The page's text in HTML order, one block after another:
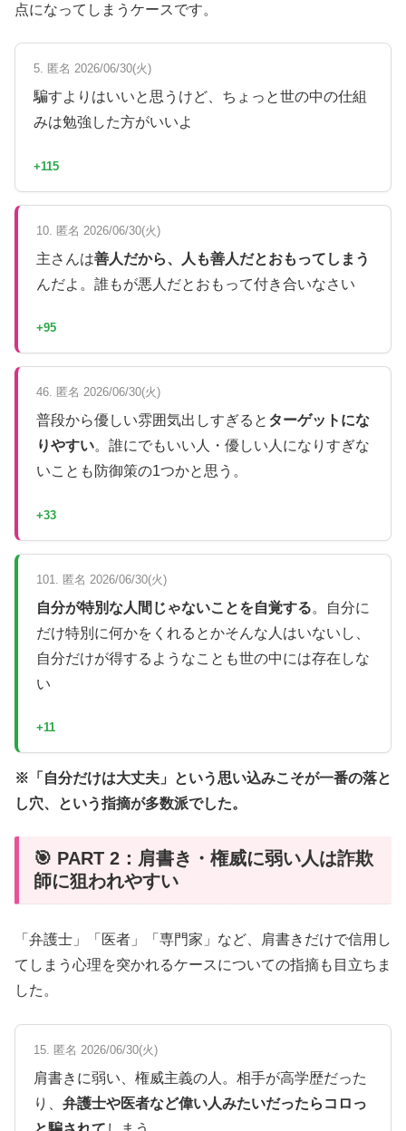
点になってしまうケースです。
5. 匿名 2026/06/30(火)
騙すよりはいいと思うけど、ちょっと世の中の仕組
みは勉強した方がいいよ
+115
10. 匿名 2026/06/30(火)
主さんは善人だから、人も善人だとおもってしまう
んだよ。誰もが悪人だとおもって付き合いなさい
+95
46. 匿名 2026/06/30(火)
普段から優しい雰囲気出しすぎると ターゲットにな
りやすい。誰にでもいい人・優しい人になりすぎな
いことも防御策の1つかと思う。
+33
101. 匿名 2026/06/30(火)
自分が特別な人間じゃないことを自覚する。自分に
だけ特別に何かをくれるとかそんな人はいないし、
自分だけが得するようなことも世の中には存在しな
い
+11
※「自分だけは大丈夫」という思い込みこそが一番の落と
し穴、という指摘が多数派でした。
🎯 PART 2：肩書き・権威に弱い人は詐欺
師に狙われやすい
「弁護士」「医者」「専門家」など、肩書きだけで信用し
てしまう心理を突かれるケースについての指摘も目立ちま
した。
15. 匿名 2026/06/30(火)
肩書きに弱い、権威主義の人。相手が高学歴だった
り、 弁護士や医者など偉い人みたいだったらコロっ